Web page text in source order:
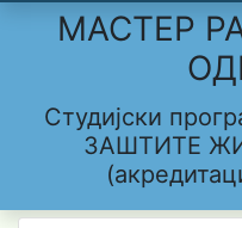
МАСТЕР
Студијски
ЗАШТИТЕ